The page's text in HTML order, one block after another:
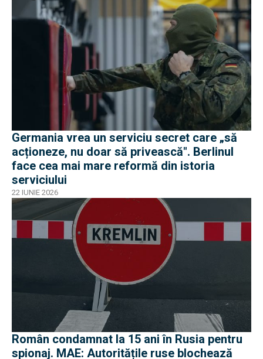
Germania vrea un serviciu secret care „să
acționeze, nu doar să privească". Berlinul
face cea mai mare reformă din istoria
serviciului
22 IUNIE 2026
Român condamnat la 15 ani în Rusia pentru
spionaj. MAE: Autoritățile ruse blochează